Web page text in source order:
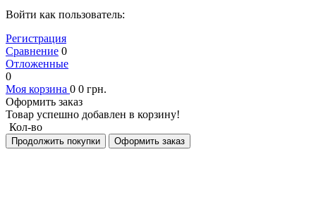
Войти как пользователь:
Регистрация
Сравнение 0
Отложенные
0
Моя корзина 0 0 грн.
Оформить заказ
Товар успешно добавлен в корзину!
Кол-во
Продолжить покупки Оформить заказ